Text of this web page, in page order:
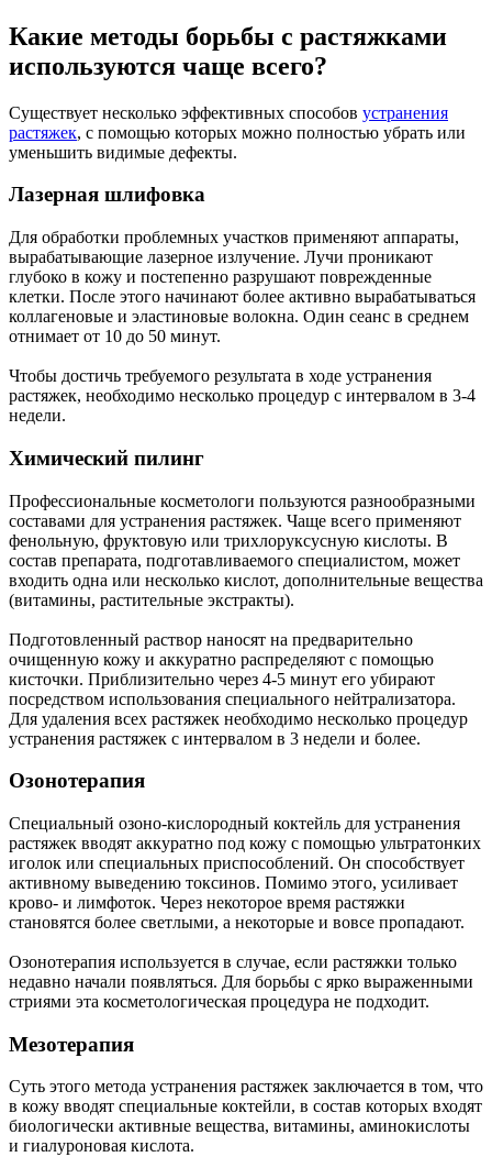
Какие методы борьбы с растяжками
используются чаще всего?
Существует несколько эффективных способов устранения
растяжек, с помощью которых можно полностью убрать или
уменьшить видимые дефекты.
Лазерная шлифовка
Для обработки проблемных участков применяют аппараты,
вырабатывающие лазерное излучение. Лучи проникают
глубоко в кожу и постепенно разрушают поврежденные
клетки. После этого начинают более активно вырабатываться
коллагеновые и эластиновые волокна. Один сеанс в среднем
отнимает от 10 до 50 минут.
Чтобы достичь требуемого результата в ходе устранения
растяжек, необходимо несколько процедур с интервалом в 3-4
недели.
Химический пилинг
Профессиональные косметологи пользуются разнообразными
составами для устранения растяжек. Чаще всего применяют
фенольную, фруктовую или трихлоруксусную кислоты. В
состав препарата, подготавливаемого специалистом, может
входить одна или несколько кислот, дополнительные вещества
(витамины, растительные экстракты).
Подготовленный раствор наносят на предварительно
очищенную кожу и аккуратно распределяют с помощью
кисточки. Приблизительно через 4-5 минут его убирают
посредством использования специального нейтрализатора.
Для удаления всех растяжек необходимо несколько процедур
устранения растяжек с интервалом в 3 недели и более.
Озонотерапия
Специальный озоно-кислородный коктейль для устранения
растяжек вводят аккуратно под кожу с помощью ультратонких
иголок или специальных приспособлений. Он способствует
активному выведению токсинов. Помимо этого, усиливает
крово- и лимфоток. Через некоторое время растяжки
становятся более светлыми, а некоторые и вовсе пропадают.
Озонотерапия используется в случае, если растяжки только
недавно начали появляться. Для борьбы с ярко выраженными
стриями эта косметологическая процедура не подходит.
Мезотерапия
Суть этого метода устранения растяжек заключается в том, что
в кожу вводят специальные коктейли, в состав которых входят
биологически активные вещества, витамины, аминокислоты
и гиалуроновая кислота.